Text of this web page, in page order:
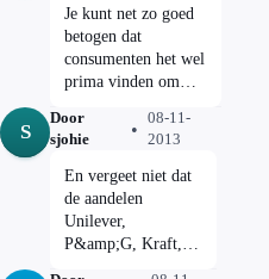
ongezonde
producten eigenlijk?
De Amerikaanse
onderzoeksjournalist
uit hoe de
voedselindustrie
wetenschap en
marketing inzet om
consumenten
afhankelijk te
Je kunt net zo goed
betogen dat
consumenten het wel
prima vinden om
schapen te laten
volstoppen met die
rommel. Om dan
later "de industrie"
de schuld te geven,
zodat ze vooral maar
S
Door
sjohie
08-11-
2013
En vergeet niet dat
de aandelen
Unilever,
P&amp;G, Kraft,